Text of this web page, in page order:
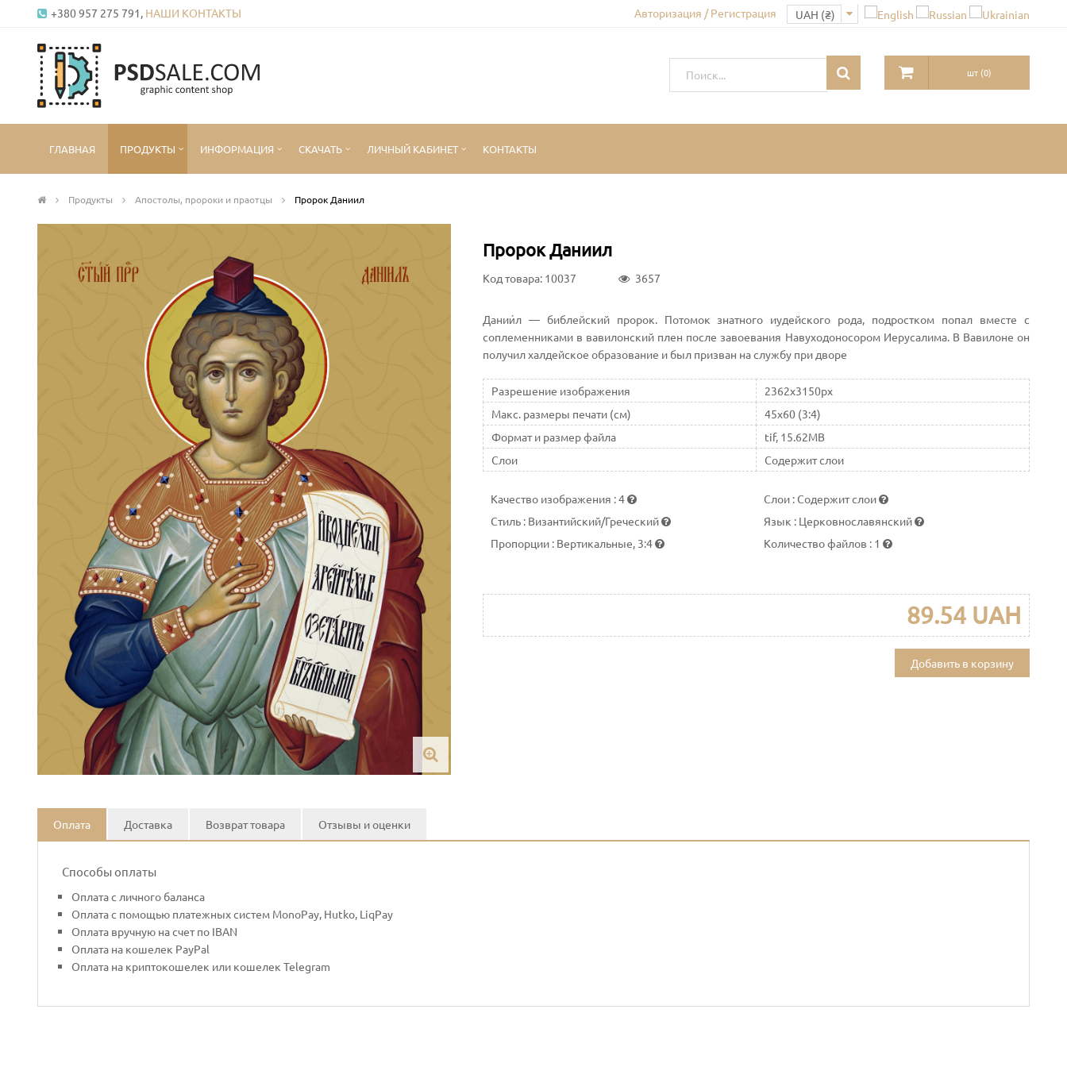
+380 957 275 791, НАШИ КОНТАКТЫ Авторизация / Регистрация
шт(0)
ГЛАВНАЯ ПРОДУКТЫ ИНФОРМАЦИЯ СКАЧАТЬ ЛИЧНЫЙ КАБИНЕТ КОНТАКТЫ
Продукты Апостолы, пророки и праотцы Пророк Даниил
Пророк Даниил
Код товара: 10037 3657
Дании́л — библейский пророк. Потомок знатного иудейского рода, подростком попал вместе с
соплеменниками в вавилонский плен после завоевания Навуходоносором Иерусалима. В Вавилоне он
получил халдейское образование и был призван на службу при дворе
Разрешение изображения
2362x3150px
Макс. размеры печати (см)
45x60 (3:4)
Формат и размер файла
tif, 15.62MB
Слои
Содержит слои
Качество изображения :4 Слои :Содержит слои
Стиль : Византийский/Греческий Язык : Церковнославянский
Пропорции : Вертикальные, 3:4 Количество файлов : 1
89.54 UAH
Добавить в корзину
Оплата Доставка Возврат товара Отзывы и оценки
Способы оплаты
Оплата с личного баланса
Оплата с помощью платежных систем MonoPay, Hutko, LiqPay
Оплата вручную на счет по IBAN
Оплата на кошелек PayPal
Оплата на криптокошелек или кошелек Telegram